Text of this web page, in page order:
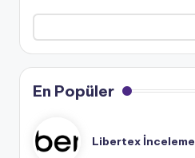
En Popüler
Libertex İnceleme